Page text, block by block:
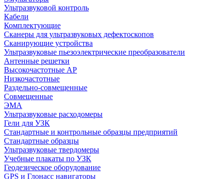
Ультразвуковой контроль
Кабели
Комплектующие
Сканеры для ультразвуковых дефектоскопов
Сканирующие устройства
Ультразвуковые пьезоэлектрические преобразователи
Антенные решетки
Высокочастотные АР
Низкочастотные
Раздельно-совмещенные
Совмещенные
ЭМА
Ультразвуковые расходомеры
Гели для УЗК
Стандартные и контрольные образцы предприятий
Стандартные образцы
Ультразвуковые твердомеры
Учебные плакаты по УЗК
Геодезическое оборудование
GPS и Глонасс навигаторы